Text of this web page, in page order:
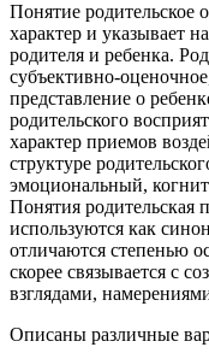
Понятие родительское
характер и указывает
родителя и ребенка.
субъективно-
представление о
родительского
характер приемов
структуре
эмоциональный,
Понятия родительская
используются как
отличаются степенью
скорее связывается с
взглядами,
Описаны различные